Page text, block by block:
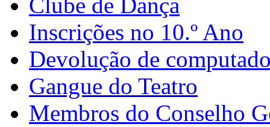
Clube de Dança
Inscrições no 10.º Ano
Devolução de
Gangue do Teatro
Membros do Conselho